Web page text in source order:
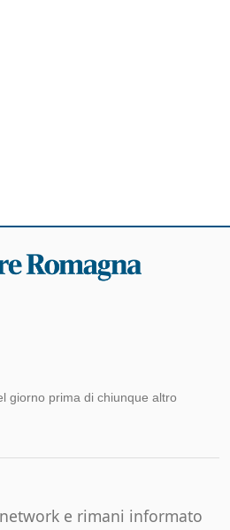
giorno prima di chiunque altro
e rimani informato